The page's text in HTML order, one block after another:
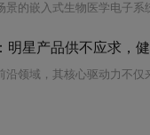
景的嵌入式生物医学电子系
明星产品供不应求，
沿领域，其核心驱动力不仅